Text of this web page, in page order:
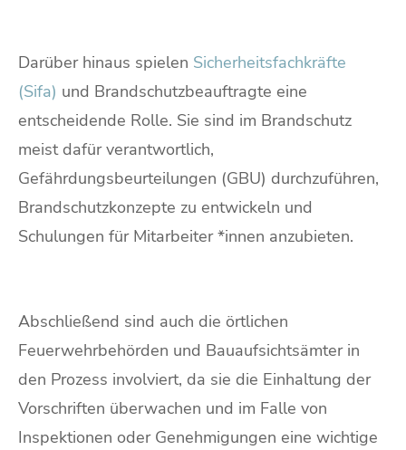
Darüber hinaus spielen Sicherheitsfachkräfte
(Sifa) und Brandschutzbeauftragte eine
entscheidende Rolle. Sie sind im Brandschutz
meist dafür verantwortlich,
Gefährdungsbeurteilungen (GBU) durchzuführen,
Brandschutzkonzepte zu entwickeln und
Schulungen für Mitarbeiter *innen anzubieten.
Abschließend sind auch die örtlichen
Feuerwehrbehörden und Bauaufsichtsämter in
den Prozess involviert, da sie die Einhaltung der
Vorschriften überwachen und im Falle von
Inspektionen oder Genehmigungen eine wichtige